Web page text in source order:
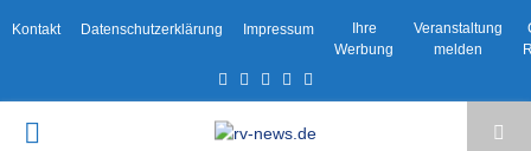
Kontakt Datenschutzerklärung Impressum
Ihre
Werbung
Veranstaltung
melden
Facebook
TwitterInstagram
Email
PRIMARY